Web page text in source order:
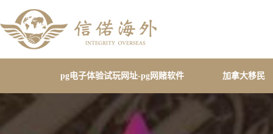
pg电子体验试玩网址-pg网赌软件 加拿大移民